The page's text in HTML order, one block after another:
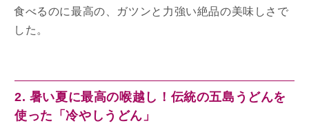
食べるのに最高の、ガツンと力強い絶品の美味しさで
した。
2. 暑い夏に最高の喉越し！伝統の五島うどんを
使った「冷やしうどん」